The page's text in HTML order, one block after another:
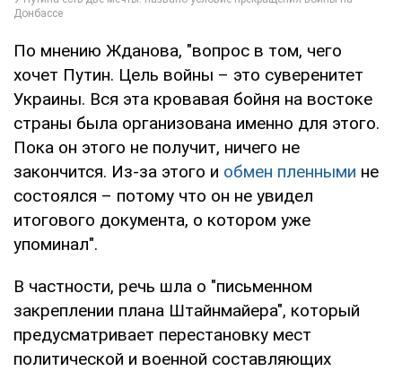
По мнению Жданова, "вопрос в том, чего
хочет Путин. Цель войны – это суверенитет
Украины. Вся эта кровавая бойня на востоке
страны была организована именно для этого.
Пока он этого не получит, ничего не
закончится. Из-за этого и обмен пленными не
состоялся – потому что он не увидел
итогового документа, о котором уже
упоминал".
В частности, речь шла о "письменном
закреплении плана Штайнмайера", который
предусматривает перестановку мест
политической и военной составляющих